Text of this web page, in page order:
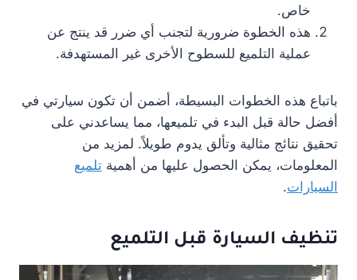
خاص.
هذه الخطوة ضرورية لتجنب أي ضرر قد ينتج عن
عملية التلميع للسطوح الأخرى غير المستهدفة.
باتباع هذه الخطوات البسيطة، أضمن أن تكون سيارتي في
أفضل حالة قبل البدء في تلميعها، مما يساعدني على
تحقيق نتائج مثالية وتألق يدوم طويلاً. لمزيد من
المعلومات، يمكن الحصول عليها من أهمية تلميع
السيارات.
تنظيف السيارة قبل التلميع